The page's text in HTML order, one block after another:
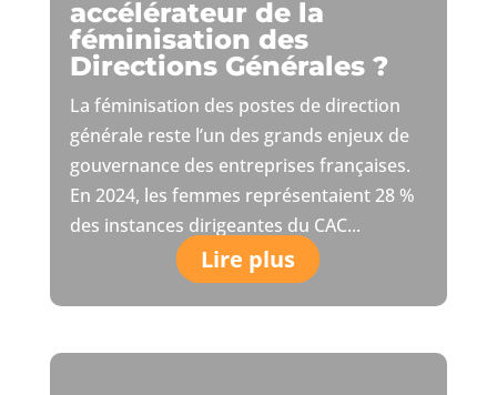
accélérateur de la
féminisation des
Directions Générales ?
La féminisation des postes de direction
générale reste l’un des grands enjeux de
gouvernance des entreprises françaises.
En 2024, les femmes représentaient 28 %
des instances dirigeantes du CAC...
Lire plus